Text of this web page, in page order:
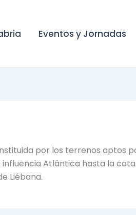
Eventos y Jornadas
por los terrenos aptos
Atlántica hasta la
Liébana.